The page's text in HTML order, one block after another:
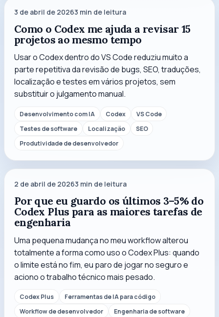
3 de abril de 20263 min de leitura
Como o Codex me ajuda a revisar 15
projetos ao mesmo tempo
Usar o Codex dentro do VS Code reduziu muito a
parte repetitiva da revisão de bugs, SEO, traduções,
localização e testes em vários projetos, sem
substituir o julgamento manual.
Desenvolvimento com IA Codex
VS Code
Testes de software
Localização
SEO
Produtividade de desenvolvedor
2 de abril de 20263 min de leitura
Por que eu guardo os últimos 3–5% do
Codex Plus para as maiores tarefas de
engenharia
Uma pequena mudança no meu workflow alterou
totalmente a forma como uso o Codex Plus: quando
o limite está no fim, eu paro de jogar no seguro e
aciono o trabalho técnico mais pesado.
Codex Plus
Ferramentas de IA para código
Workflow de desenvolvedor
Engenharia de software